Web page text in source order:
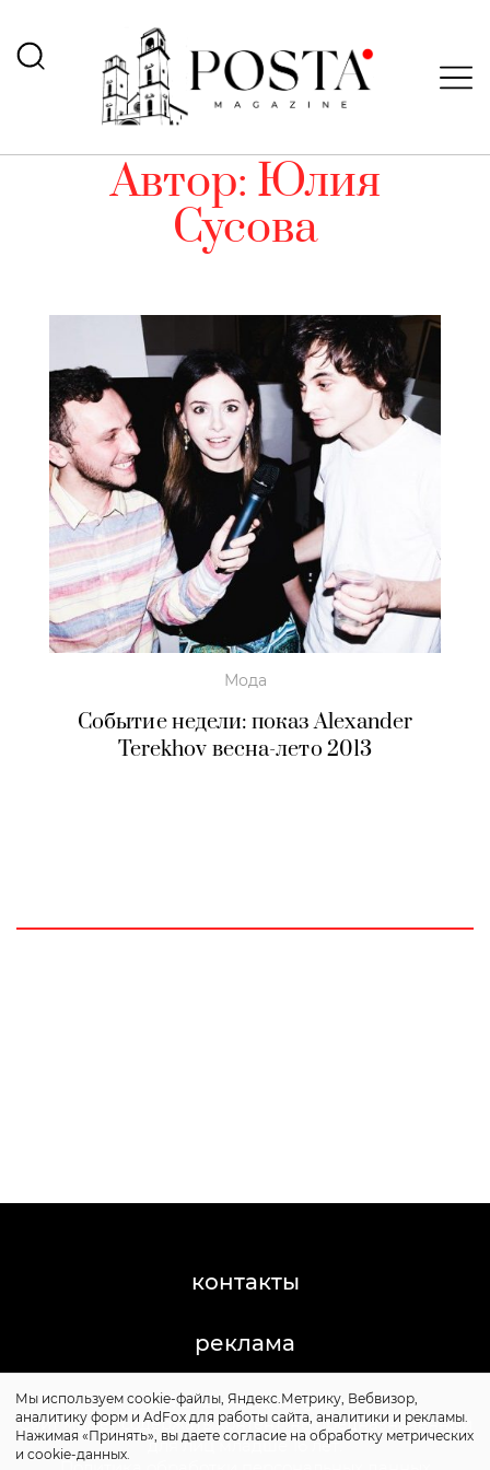
Автор: Юлия
Сусова
Мода
Событие недели: показ Alexander
Terekhov весна-лето 2013
контакты
реклама
©2011-2026 Posta-Magazine
Сайт может содержать контент, не предназначенный
для лиц младше 16 лет.
Мы используем cookie-файлы, Яндекс.Метрику, Вебвизор,
аналитику форм и AdFox для работы сайта, аналитики и рекламы.
Нажимая «Принять», вы даете согласие на обработку метрических
и cookie-данных.